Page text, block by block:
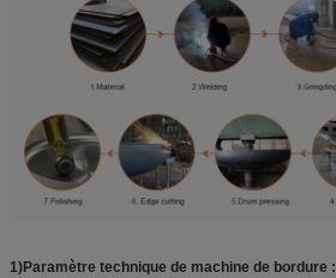
1)Paramètre technique de machine de bordure :